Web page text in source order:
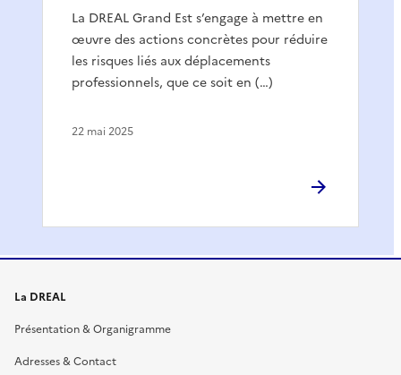
La DREAL Grand Est s’engage à mettre en
œuvre des actions concrètes pour réduire
les risques liés aux déplacements
professionnels, que ce soit en (…)
22 mai 2025
La DREAL
Présentation & Organigramme
Adresses & Contact